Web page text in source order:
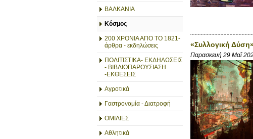
ΒΑΛΚΑΝΙΑ
Κόσμος
200 ΧΡΟΝΙΑ ΑΠΟ ΤΟ 1821-
άρθρα - εκδηλώσεις
ΠΟΛΙΤΙΣΤΙΚΑ- ΕΚΔΗΛΩΣΕΙΣ
- ΒΙΒΛΙΟΠΑΡΟΥΣΙΑΣΗ
-ΕΚΘΕΣΕΙΣ
Αγροτικά
Γαστρονομία - Διατροφή
ΟΜΙΛΙΕΣ
Αθλητικά
«Συλλογική
Παρασκευή 29 Μαΐ